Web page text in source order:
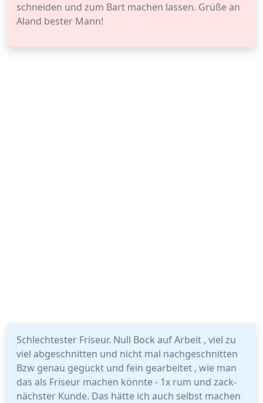
schneiden und zum Bart machen lassen. Grüße an
Aland bester Mann!
Schlechtester Friseur. Null Bock auf Arbeit , viel zu
viel abgeschnitten und nicht mal nachgeschnitten
Bzw genau geguckt und fein gearbeitet , wie man
das als Friseur machen könnte - 1x rum und zack-
nächster Kunde. Das hätte ich auch selbst machen